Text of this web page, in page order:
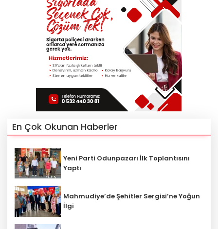
En Çok Okunan Haberler
Yeni Parti Odunpazarı İlk Toplantısını
Yaptı
Mahmudiye’de Şehitler Sergisi’ne Yoğun
İlgi